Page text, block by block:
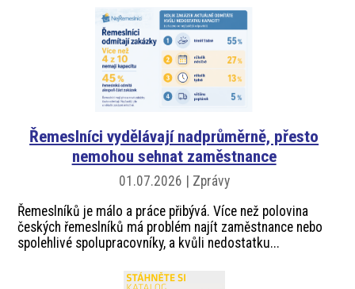
Řemeslníci vydělávají nadprůměrně, přesto
nemohou sehnat zaměstnance
01.07.2026 | Zprávy
Řemeslníků je málo a práce přibývá. Více než polovina
českých řemeslníků má problém najít zaměstnance nebo
spolehlivé spolupracovníky, a kvůli nedostatku...